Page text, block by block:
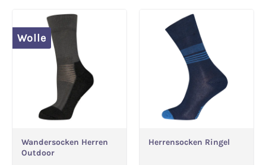
Wolle
Wandersocken Herren
Outdoor
Herrensocken Ringel